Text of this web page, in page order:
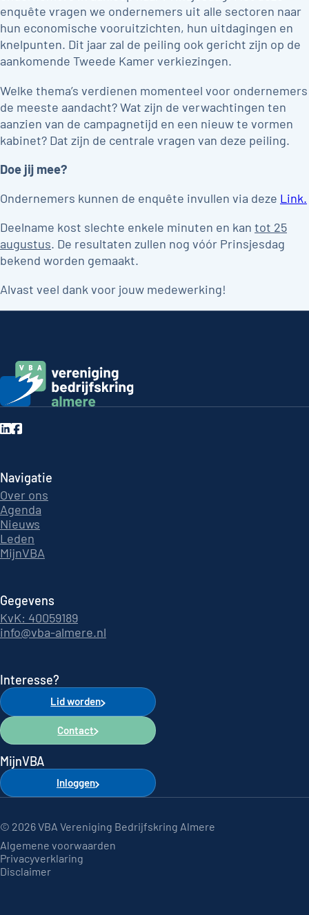
enquête vragen we ondernemers uit alle sectoren naar
hun economische vooruitzichten, hun uitdagingen en
knelpunten. Dit jaar zal de peiling ook gericht zijn op de
aankomende Tweede Kamer verkiezingen.
Welke thema’s verdienen momenteel voor ondernemers
de meeste aandacht? Wat zijn de verwachtingen ten
aanzien van de campagnetijd en een nieuw te vormen
kabinet? Dat zijn de centrale vragen van deze peiling.
Doe jij mee?
Ondernemers kunnen de enquête invullen via deze Link.
Deelname kost slechte enkele minuten en kan tot 25
augustus. De resultaten zullen nog vóór Prinsjesdag
bekend worden gemaakt.
Alvast veel dank voor jouw medewerking!
Navigatie
Over ons
Agenda
Nieuws
Leden
MijnVBA
Gegevens
KvK: 40059189
info@vba-almere.nl
Interesse?
Lid worden
Contact
MijnVBA
Inloggen
© 2026 VBA Vereniging Bedrijfskring Almere
Algemene voorwaarden
Privacyverklaring
Disclaimer